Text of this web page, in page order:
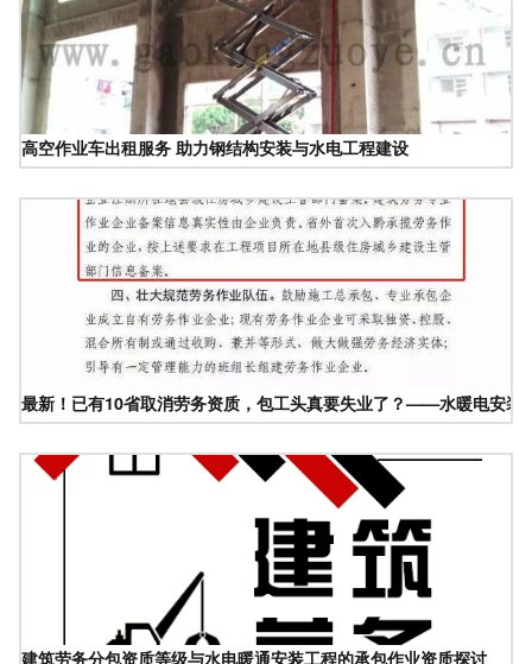
高空作业车出租服务 助力钢结构安装与水电工程建设
最新！已有10省取消劳务资质，包工头真要失业了？——水暖电安装
建筑劳务分包资质等级与水电暖通安装工程的承包作业资质探讨